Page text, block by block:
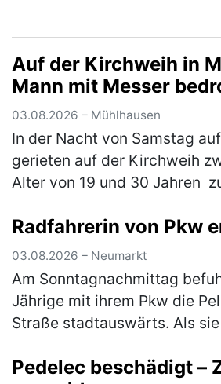
Auf der Kirchweih in
Mann mit Messer
03.08.2026 – Mühlhausen
In der Nacht von Samstag
gerieten auf der Kirchweih
Alter von 19 und 30 Jahren
Jüngere ein Messer und
Radfahrerin von Pkw
03.08.2026 – Neumarkt
Am Sonntagnachmittag
Jährige mit ihrem Pkw die
Straße stadtauswärts. Als
66-jährige Radfahrerin, die
Pedelec beschädigt –